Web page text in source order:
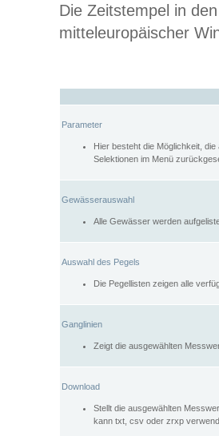
Die Zeitstempel in
mitteleuropäischer
Parameter
Hier besteht die Möglichkeit,
Selektionen im Menü
Gewässerauswahl
Alle Gewässer werden
Auswahl des Pegels
Die Pegellisten zeigen alle
Ganglinien
Zeigt die ausgewählten
Download
Stellt die ausgewählten
kann txt, csv oder zrxp